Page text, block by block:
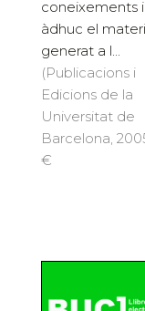
coneixements i
àdhuc el
generat a l...
(Publicacions i
Edicions de la
Universitat de
Barcelona,
€